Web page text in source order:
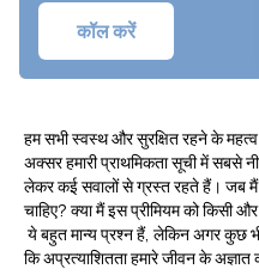
कॉल करें
हम सभी स्वस्थ और सुरक्षित रहने के
अक्सर हमारी प्राथमिकता सूची में सबसे
लेकर कई सवालों से ग्रस्त रहते हैं। जब मैं
चाहिए? क्या मैं इस प्रीमियम को किसी
ये बहुत मान्य प्रश्न हैं, लेकिन अगर कुछ
कि अप्रत्याशितता हमारे जीवन के अज्ञात